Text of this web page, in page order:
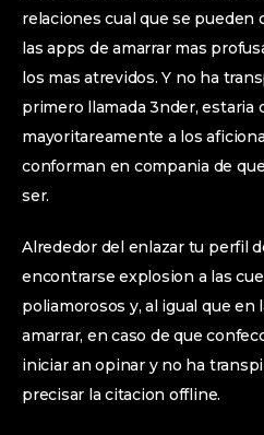
relaciones cual que se pueden
las apps de amarrar mas
los mas atrevidos. Y no ha
primero llamada 3nder, estaria
mayoritareamente a los
conforman en compania de
ser.
Alrededor del enlazar tu perfil
encontrarse explosion a las
poliamorosos y, al igual que en
amarrar, en caso de que
iniciar an opinar y no ha
precisar la citacion offline.